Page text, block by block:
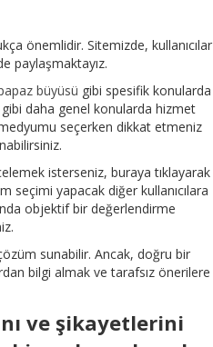
önemlidir. Sitemizde, kullanıcılar
paylaşmaktayız.
büyüsü gibi spesifik konularda
daha genel konularda hizmet
seçerken dikkat etmeniz
isterseniz, buraya tıklayarak
seçimi yapacak diğer kullanıcılara
objektif bir değerlendirme
sunabilir. Ancak, doğru bir
bilgi almak ve tarafsız önerilere
ve şikayetlerini